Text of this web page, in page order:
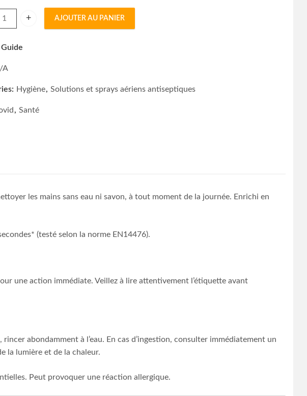
AJOUTER AU PANIER
Guide
A
Hygiène, Solutions et sprays aériens antiseptiques
, Santé
les mains sans eau ni savon, à tout moment de la journée. Enrichi en
(testé selon la norme EN14476).
une action immédiate. Veillez à lire attentivement l’étiquette avant
abondamment à l’eau. En cas d’ingestion, consulter immédiatement un
la lumière et de la chaleur.
Peut provoquer une réaction allergique.